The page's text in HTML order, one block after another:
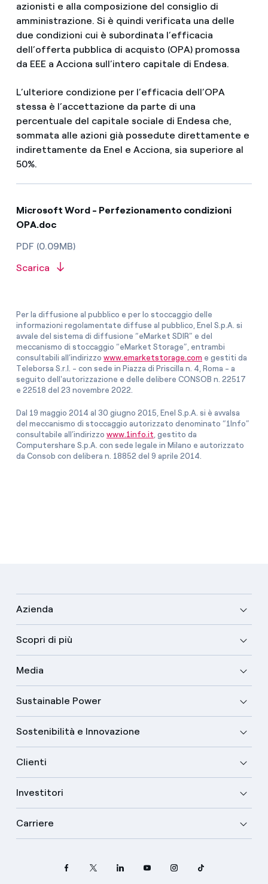
azionisti e alla composizione del consiglio di
amministrazione. Si è quindi verificata una delle
due condizioni cui è subordinata l’efficacia
dell’offerta pubblica di acquisto (OPA) promossa
da EEE a Acciona sull’intero capitale di Endesa.
L’ulteriore condizione per l’efficacia dell’OPA
stessa è l’accettazione da parte di una
percentuale del capitale sociale di Endesa che,
sommata alle azioni già possedute direttamente e
indirettamente da Enel e Acciona, sia superiore al
50%.
Microsoft Word - Perfezionamento condizioni
OPA.doc
PDF (0.09MB)
Scarica
Per la diffusione al pubblico e per lo stoccaggio delle
informazioni regolamentate diffuse al pubblico, Enel S.p.A. si
avvale del sistema di diffusione “eMarket SDIR” e del
meccanismo di stoccaggio “eMarket Storage”, entrambi
consultabili all’indirizzo www.emarketstorage.com e gestiti da
Teleborsa S.r.l. - con sede in Piazza di Priscilla n. 4, Roma - a
seguito dell'autorizzazione e delle delibere CONSOB n. 22517
e 22518 del 23 novembre 2022.
Dal 19 maggio 2014 al 30 giugno 2015, Enel S.p.A. si è avvalsa
del meccanismo di stoccaggio autorizzato denominato “1Info”
consultabile all’indirizzo www.1info.it, gestito da
Computershare S.p.A. con sede legale in Milano e autorizzato
da Consob con delibera n. 18852 del 9 aprile 2014.
Azienda
Scopri di più
Media
Sustainable Power
Sostenibilità e Innovazione
Clienti
Investitori
Carriere